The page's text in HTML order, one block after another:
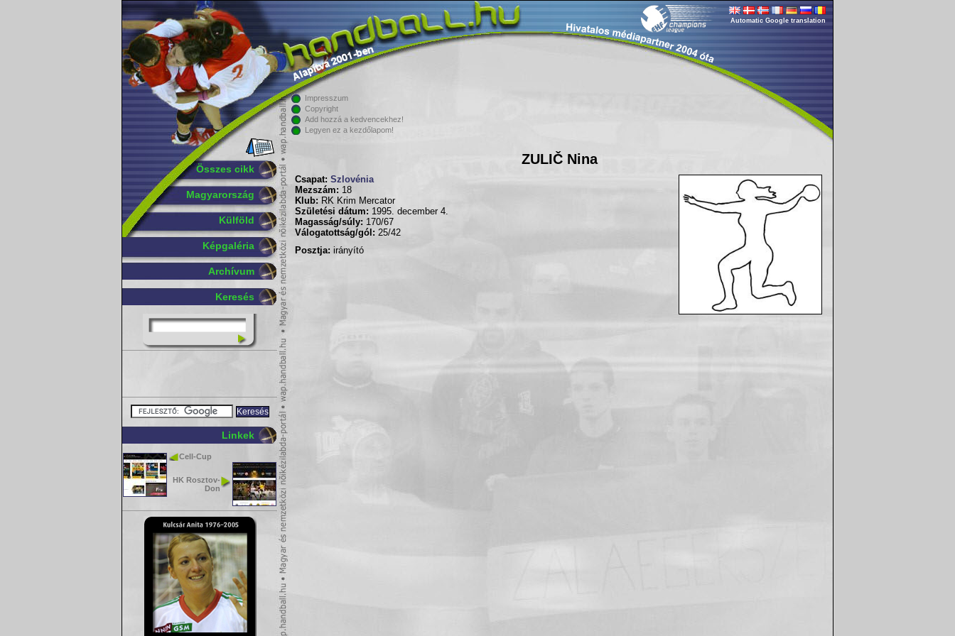
Összes cikk
Magyarország
Külföld
Képgaléria
Archívum
Keresés
Linkek
Cell-Cup
HK Rosztov-
Don
Automatic Google translation
Impresszum
Copyright
Add hozzá a kedvencekhez!
Legyen ez a kezdőlapom!
ZULIČ Nina
Csapat: Szlovénia
Mezszám: 18
Klub: RK Krim Mercator
Születési dátum: 1995. december 4.
Magasság/súly: 170/67
Válogatottság/gól: 25/42
Posztja: irányító